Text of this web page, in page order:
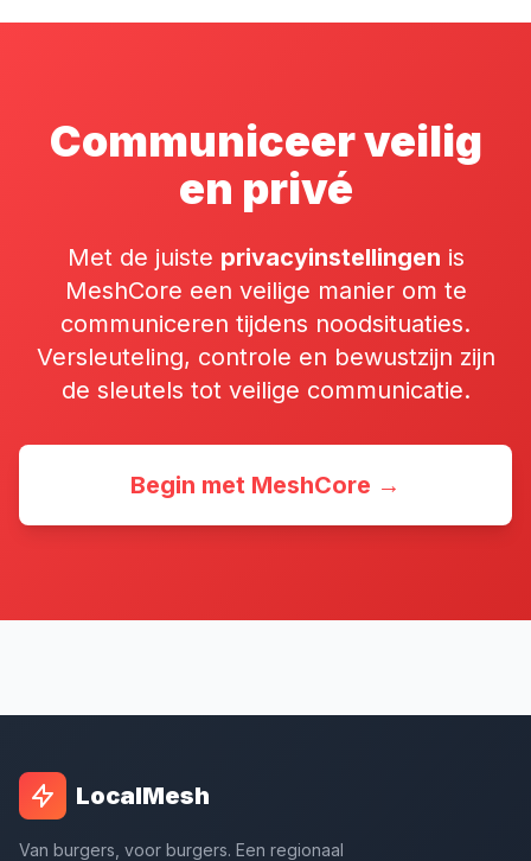
Communiceer veilig
en privé
Met de juiste privacyinstellingen is
MeshCore een veilige manier om te
communiceren tijdens noodsituaties.
Versleuteling, controle en bewustzijn zijn
de sleutels tot veilige communicatie.
Begin met MeshCore →
LocalMesh
Van burgers, voor burgers. Een regionaal